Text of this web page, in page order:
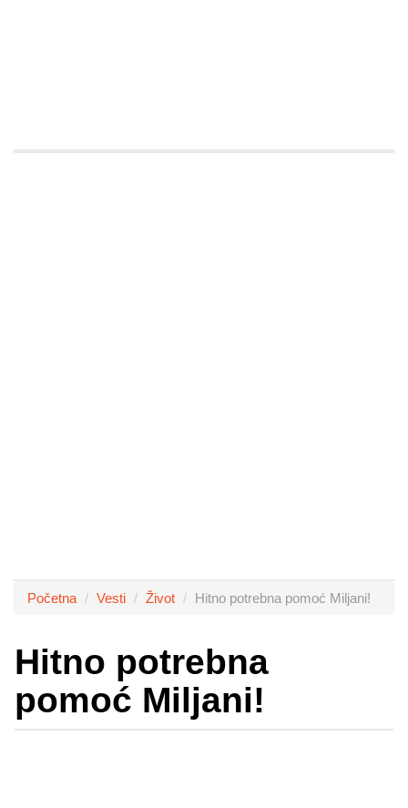
Početna Vesti Život Hitno potrebna pomoć Miljani!
Hitno potrebna
pomoć Miljani!